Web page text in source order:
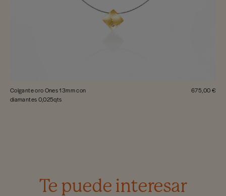
Colgante oro Ones 13mm con
diamantes 0,025qts
675,00 €
Te puede interesar